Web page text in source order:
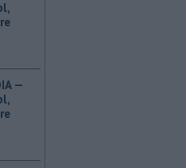
—